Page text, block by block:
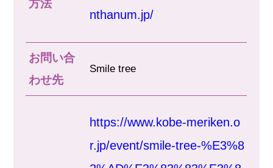
方法
nthanum.jp/
お問い合
わせ先
Smile tree
https://www.kobe-meriken.o
r.jp/event/smile-tree-%E3%8